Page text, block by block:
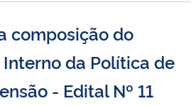
composição do
da Política de
- Edital Nº 11